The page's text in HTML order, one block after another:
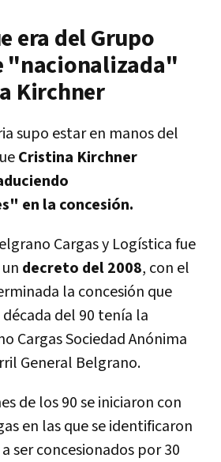
era del Grupo
"nacionalizada"
Kirchner
supo estar en manos del
Cristina Kirchner
en la concesión.
Cargas y Logística fue
decreto del 2008, con el
la concesión que
del 90 tenía la
Cargas Sociedad Anónima
General Belgrano.
de los 90 se iniciaron con
en las que seidentificaron
ser concesionados por 30